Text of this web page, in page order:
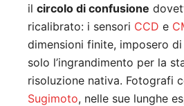
il circolo di confusione
ricalibrato: i sensori CCD e
dimensioni finite, imposero
solo l’ingrandimento per la
risoluzione nativa. Fotografi
Sugimoto, nelle sue lunghe